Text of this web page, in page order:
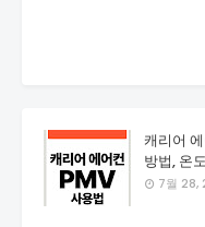
캐리어
방법, 온
7월 28,